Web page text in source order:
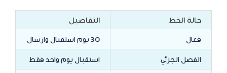
حالة الخط التفاصيل
فعال
30 يوم استقبال وارسال
الفصل الجزئي
استقبال يوم واحد فقط